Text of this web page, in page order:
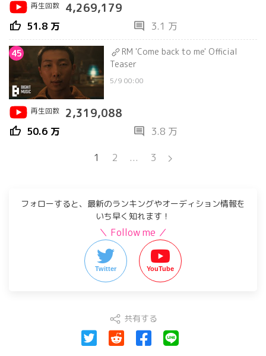
再生回数 4,269,179
thumb_up 51.8 万 comment 3.1 万
45
RM 'Come back to me' Official
Teaser
5/9 00:00
再生回数 2,319,088
thumb_up 50.6 万 comment 3.8 万
1
2 ... 3
フォローすると、最新のランキングやオーディション情報を
いち早く知れます！
＼ Follow me ／
Twitter YouTube
共有する